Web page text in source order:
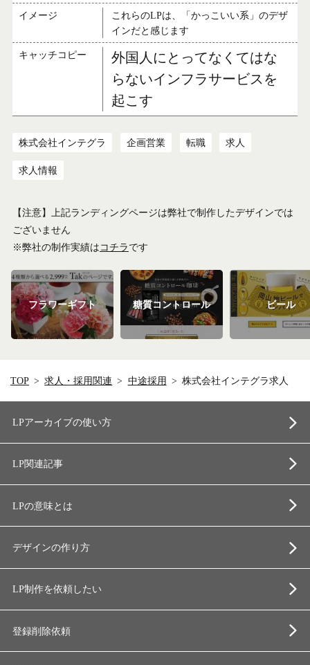
イメージ
これらのLPは、「かっこいい系」のデザ
インだと感じます
キャッチコピー
外国人にとってなくてはな
らないインフラサービスを
起こす
株式会社インテグラ 企画営業 転職 求人
求人情報
【注意】上記ランディングページは弊社で制作したデザインでは
ございません
※弊社の制作実績はコチラです
フラワーギフト 糖質コントロール ビール
TOP 求人・採用関連 中途採用 株式会社インテグラ求人
LPアーカイブの使い方
LP関連記事
LPの意味とは
デザインの作り方
LP制作を依頼したい
登録削除依頼